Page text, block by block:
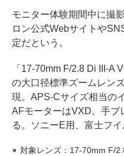
モニター体験期間中に撮
ロン公式Webサイトや
定だという。
「17-70mm F/2.8 Di III-A
の大口径標準ズームレン
現。APS-Cサイズ相当の
AFモーターはVXD。手ブ
る。ソニーE用、富士フイ
対象レンズ：17-70mm F/